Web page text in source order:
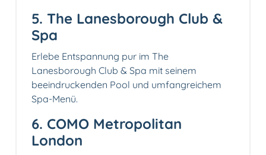
5. The Lanesborough Club &
Spa
Erlebe Entspannung pur im The
Lanesborough Club & Spa mit seinem
beeindruckenden Pool und umfangreichem
Spa-Menü.
6. COMO Metropolitan
London